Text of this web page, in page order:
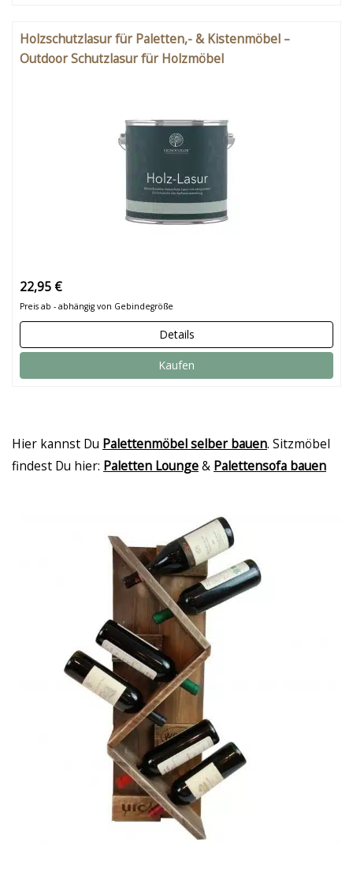
Holzschutzlasur für Paletten,- & Kistenmöbel –
Outdoor Schutzlasur für Holzmöbel
22,95 €
Preis ab - abhängig von Gebindegröße
Details
Kaufen
Hier kannst Du Palettenmöbel selber bauen. Sitzmöbel
findest Du hier: Paletten Lounge& Palettensofa bauen